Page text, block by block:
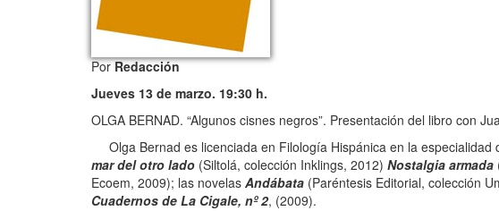
PorRedacción
Jueves 13 de marzo. 19:30 h.
OLGA BERNAD. “Algunos cisnes negros”. Presentación del libro con
Olga Bernad es licenciada en Filología Hispánica en la
mar del otro lado (Siltolá, colección Inklings, 2012) Nostalgia armada
Ecoem, 2009); las novelas Andábata (Paréntesis Editorial, colección
Cuadernos de La Cigale, nº 2, (2009).